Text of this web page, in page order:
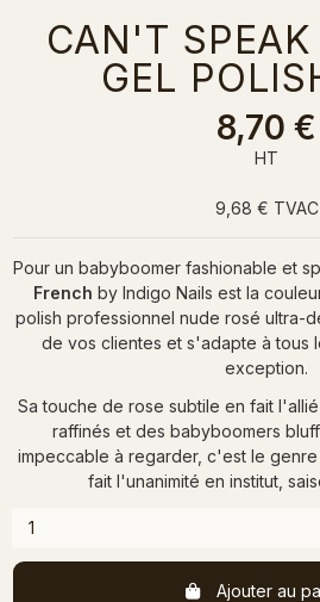
CAN'T SPEAK
GEL
8,70 €
HT
9,68 € TVAC
Pour un babyboomer fashionable et
French by Indigo Nails est la
polish professionnel nude rosé ultra-
de vos clientes et s'adapte à tous
exception.
Sa touche de rose subtile en fait
raffinés et des babyboomers
impeccable à regarder, c'est le
fait l'unanimité en institut,
Ajouter au